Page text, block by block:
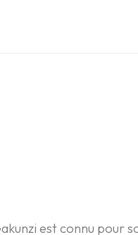
est connu pour